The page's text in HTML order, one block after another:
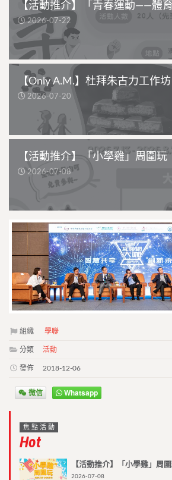
【活動推介】「青春運動——體
2026-07-22
【Only A.M.】杜拜朱古力工作坊
2026-07-20
【活動推介】「小學雞」周圍玩
2026-07-08
組織 學聯
分類 活動
發佈 2018-12-06
微信 Whatsapp
焦點活動
Hot
【活動推介】「小學雞」周
2026-07-08